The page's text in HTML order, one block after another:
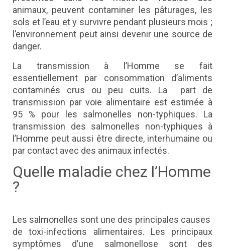
animaux, peuvent contaminer les pâturages, les
sols et l’eau et y survivre pendant plusieurs mois ;
l’environnement peut ainsi devenir une source de
danger.
La transmission à l’Homme se fait
essentiellement par consommation d’aliments
contaminés crus ou peu cuits. La part de
transmission par voie alimentaire est estimée à
95 % pour les salmonelles non-typhiques. La
transmission des salmonelles non-typhiques à
l’Homme peut aussi être directe, interhumaine ou
par contact avec des animaux infectés.
Quelle maladie chez l’Homme
?
Les salmonelles sont une des principales causes
de toxi-infections alimentaires. Les principaux
symptômes d’une salmonellose sont des